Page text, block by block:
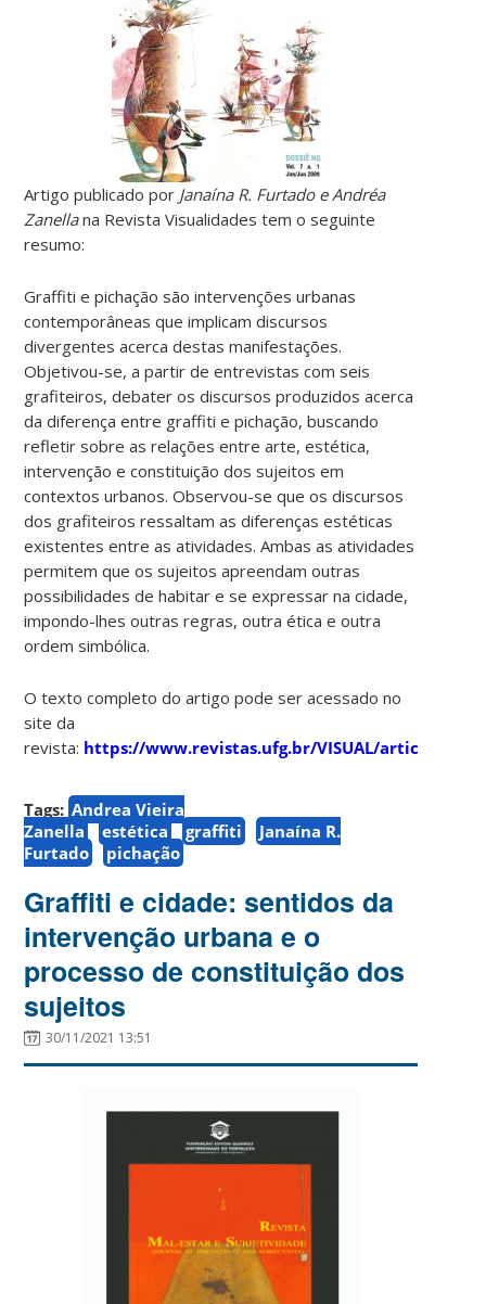
Artigo publicado por Janaína R. Furtado e Andréa
Zanella na Revista Visualidades tem o seguinte
resumo:
Graffiti e pichação são intervenções urbanas
contemporâneas que implicam discursos
divergentes acerca destas manifestações.
Objetivou-se, a partir de entrevistas com seis
grafiteiros, debater os discursos produzidos acerca
da diferença entre graffiti e pichação, buscando
refletir sobre as relações entre arte, estética,
intervenção e constituição dos sujeitos em
contextos urbanos. Observou-se que os discursos
dos grafiteiros ressaltam as diferenças estéticas
existentes entre as atividades. Ambas as atividades
permitem que os sujeitos apreendam outras
possibilidades de habitar e se expressar na cidade,
impondo-lhes outras regras, outra ética e outra
ordem simbólica.
O texto completo do artigo pode ser acessado no
site da
revista: https://www.revistas.ufg.br/VISUAL/article/
Tags: Andrea Vieira
Zanella
estética graffiti
Janaína R.
Furtado
pichação
Graffiti e cidade: sentidos da
intervenção urbana e o
processo de constituição dos
sujeitos
30/11/2021 13:51